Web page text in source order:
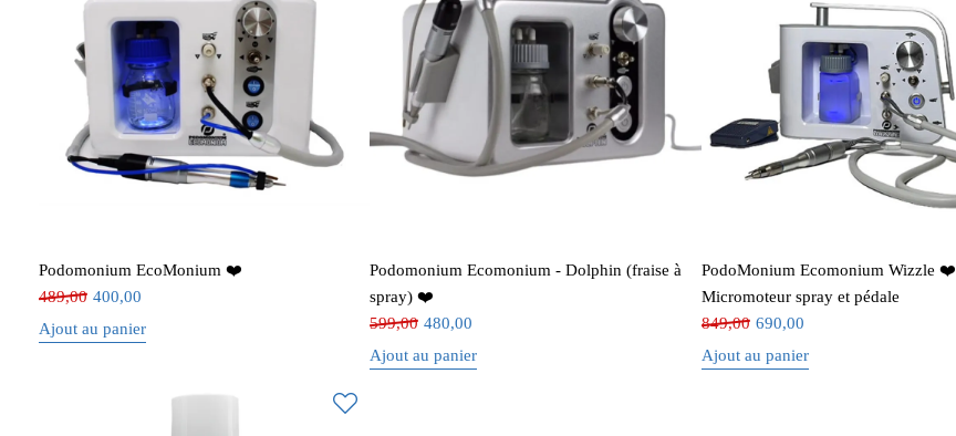
Podomonium EcoMonium ❤️
489,00 400,00
Ajout au panier
Podomonium Ecomonium - Dolphin (fraise à
spray) ❤️
599,00 480,00
Ajout au panier
PodoMonium Ecomonium Wizzle ❤️
Micromoteur spray et pédale
849,00 690,00
Ajout au panier